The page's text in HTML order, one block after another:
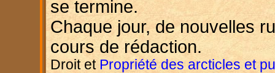
se termine.
Chaque jour, de nouvelles
cours de rédaction.
Droit et Propriété des arcticles et